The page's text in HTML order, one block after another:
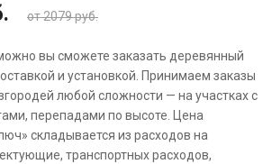
от 2079 руб.
вы сможете заказать деревянный
и установкой. Принимаем заказы
любой сложности — на участках с
перепадами по высоте. Цена
складывается из расходов на
транспортных расходов,